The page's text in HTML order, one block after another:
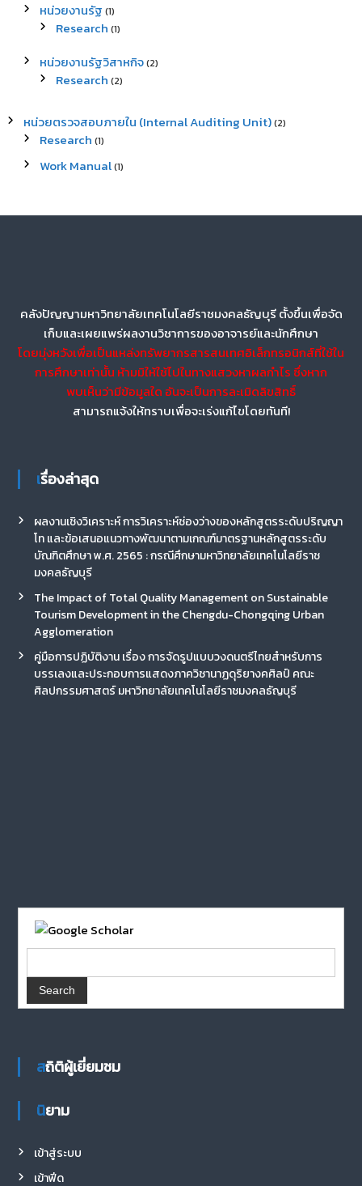
หน่วยงานรัฐ (1)
Research (1)
หน่วยงานรัฐวิสาหกิจ(2)
Research (2)
หน่วยตรวจสอบภายใน (Internal Auditing Unit)(2)
Research (1)
Work Manual(1)
คลังปัญญามหาวิทยาลัยเทคโนโลยีราชมงคลธัญบุรี ตั้งขึ้นเพื่อจัด
เก็บและเผยแพร่ผลงานวิชาการของอาจารย์และนักศึกษา
โดยมุ่งหวังเพื่อเป็นแหล่งทรัพยากรสารสนเทศอิเล็กทรอนิกส์ที่ใช้ใน
การศึกษาเท่านั้น ห้ามมิให้ใช้ไปในทางแสวงหาผลกำไร ซึ่งหาก
พบเห็นว่ามีข้อมูลใด อันจะเป็นการละเมิดลิขสิทธิ์
สามารถแจ้งให้ทราบเพื่อจะเร่งแก้ไขโดยทันที!
เรื่องล่าสุด
ผลงานเชิงวิเคราะห์ การวิเคราะห์ช่องว่างของหลักสูตรระดับปริญญา
โท และข้อเสนอแนวทางพัฒนาตามเกณฑ์มาตรฐานหลักสูตรระดับ
บัณฑิตศึกษา พ.ศ. 2565 : กรณีศึกษามหาวิทยาลัยเทคโนโลยีราช
มงคลธัญบุรี
The Impact of Total Quality Management on Sustainable
Tourism Development in the Chengdu-Chongqing Urban
Agglomeration
คู่มือการปฏิบัติงาน เรื่อง การจัดรูปแบบวงดนตรีไทยสำหรับการ
บรรเลงและประกอบการแสดงภาควิชานาฏดุริยางคศิลป์ คณะ
ศิลปกรรมศาสตร์ มหาวิทยาลัยเทคโนโลยีราชมงคลธัญบุรี
สถิติผู้เยี่ยมชม
นิยาม
เข้าสู่ระบบ
เข้าฟีด